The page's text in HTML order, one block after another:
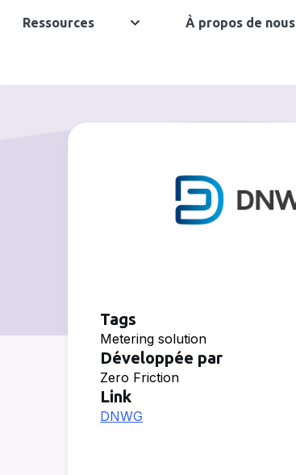
Ressources À propos de nous
Tags
Metering solution
Développée par
Zero Friction
Link
DNWG